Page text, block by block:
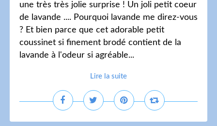
une très très jolie surprise ! Un joli petit coeur
de lavande .... Pourquoi lavande me direz-vous
? Et bien parce que cet adorable petit
coussinet si finement brodé contient de la
lavande à l'odeur si agréable...
Lire la suite